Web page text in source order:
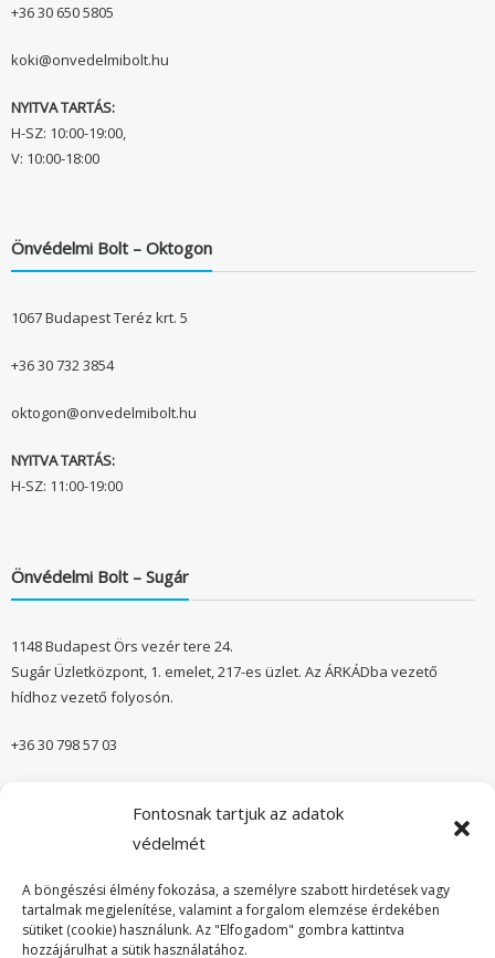
Fontosnak tartjuk az adatok
védelmét
A böngészési élmény fokozása, a személyre szabott hirdetések vagy
tartalmak megjelenítése, valamint a forgalom elemzése érdekében
sütiket (cookie) használunk. Az "Elfogadom" gombra kattintva
hozzájárulhat a sütik használatához.
+36 30 650 5805
koki@onvedelmibolt.hu
NYITVA TARTÁS:
H-SZ: 10:00-19:00,
V: 10:00-18:00
Önvédelmi Bolt – Oktogon
1067 Budapest Teréz krt. 5
+36 30 732 3854
oktogon@onvedelmibolt.hu
NYITVA TARTÁS:
H-SZ: 11:00-19:00
Önvédelmi Bolt – Sugár
1148 Budapest Örs vezér tere 24.
Sugár Üzletközpont, 1. emelet, 217-es üzlet. Az ÁRKÁDba vezető
hídhoz vezető folyosón.
+36 30 798 57 03
Önvédelmi Bolt – Főoldal